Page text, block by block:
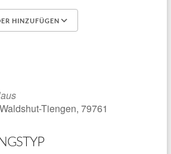
HINZUFÜGEN
Tiengen, 79761